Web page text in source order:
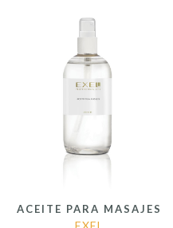
ACEITE PARA MASAJES